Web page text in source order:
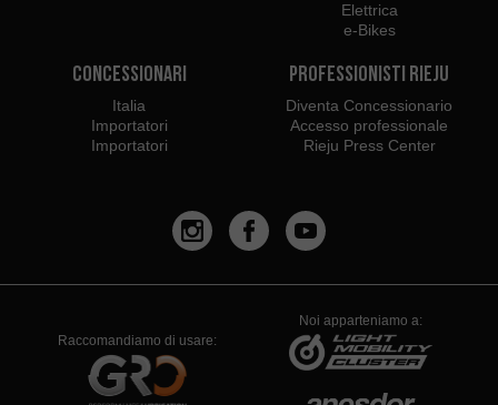
Elettrica
e-Bikes
Concessionari
Italia
Importatori
Importatori
Professionisti Rieju
Diventa Concessionario
Accesso professionale
Rieju Press Center
Raccomandiamo di usare:
Noi apparteniamo a: